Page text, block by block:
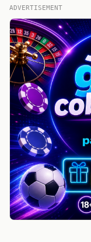
ADVERTISEMENT